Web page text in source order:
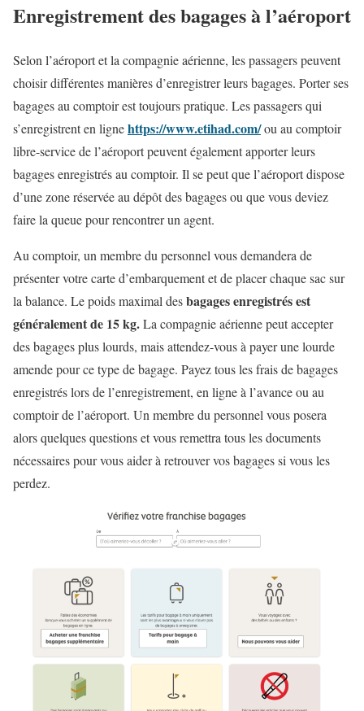
Enregistrement des bagages à l’aéroport
Selon l’aéroport et la compagnie aérienne, les passagers peuvent
choisir différentes manières d’enregistrer leurs bagages. Porter ses
bagages au comptoir est toujours pratique. Les passagers qui
s’enregistrent en lignehttps://www.etihad.com/ou au comptoir
libre-service de l’aéroport peuvent également apporter leurs
bagages enregistrés au comptoir. Il se peut que l’aéroport dispose
d’une zone réservée au dépôt des bagages ou que vous deviez
faire la queue pour rencontrer un agent.
Au comptoir, un membre du personnel vous demandera de
présenter votre carte d’embarquement et de placer chaque sac sur
la balance. Le poids maximal desbagages enregistrés est
généralement de 15 kg.La compagnie aérienne peut accepter
des bagages plus lourds, mais attendez-vous à payer une lourde
amende pour ce type de bagage. Payez tous les frais de bagages
enregistrés lors de l’enregistrement, en ligne à l’avance ou au
comptoir de l’aéroport. Un membre du personnel vous posera
alors quelques questions et vous remettra tous les documents
nécessaires pour vous aider à retrouver vos bagages si vous les
perdez.